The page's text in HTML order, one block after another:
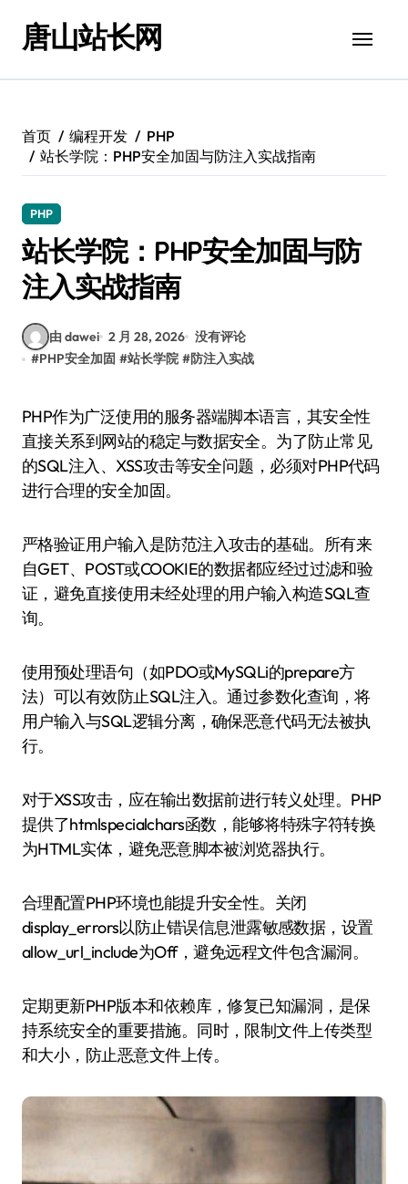
唐山站长网
首页 编程开发
PHP
站长学院：PHP安全加固与防注入实战指南
PHP
站长学院：PHP安全加固与防
注入实战指南
由 dawei 2 月 28, 2026 没有评论
#PHP安全加固 #站长学院 #防注入实战
PHP作为广泛使用的服务器端脚本语言，其安全性
直接关系到网站的稳定与数据安全。为了防止常见
的SQL注入、XSS攻击等安全问题，必须对PHP代码
进行合理的安全加固。
严格验证用户输入是防范注入攻击的基础。所有来
自GET、POST或COOKIE的数据都应经过过滤和验
证，避免直接使用未经处理的用户输入构造SQL查
询。
使用预处理语句（如PDO或MySQLi的prepare方
法）可以有效防止SQL注入。通过参数化查询，将
用户输入与SQL逻辑分离，确保恶意代码无法被执
行。
对于XSS攻击，应在输出数据前进行转义处理。PHP
提供了htmlspecialchars函数，能够将特殊字符转换
为HTML实体，避免恶意脚本被浏览器执行。
合理配置PHP环境也能提升安全性。关闭
display_errors以防止错误信息泄露敏感数据，设置
allow_url_include为Off，避免远程文件包含漏洞。
定期更新PHP版本和依赖库，修复已知漏洞，是保
持系统安全的重要措施。同时，限制文件上传类型
和大小，防止恶意文件上传。